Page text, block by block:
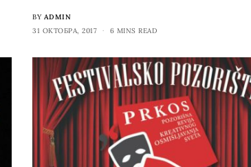
BY ADMIN
31 ОКТОБРА, 2017
6 MINS READ